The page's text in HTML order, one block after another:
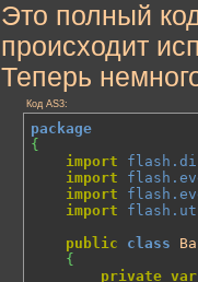
//нам
super.
}
private
super .
}
private
//и
}
Это полный
происходит
Теперь
Код AS3:
package
{
import
import
import
import
public
class
{
private var